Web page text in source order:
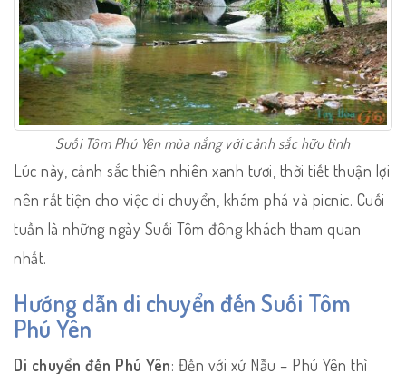
Suối Tôm Phú Yên mùa nắng với cảnh sắc hữu tình
Lúc này, cảnh sắc thiên nhiên xanh tươi, thời tiết thuận lợi
nên rất tiện cho việc di chuyển, khám phá và picnic. Cuối
tuần là những ngày Suối Tôm đông khách tham quan
nhất.
Hướng dẫn di chuyển đến Suối Tôm
Phú Yên
Di chuyển đến Phú Yên: Đến với xứ Nẫu – Phú Yên thì